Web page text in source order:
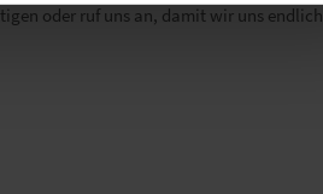
oder ruf uns an, damit wir uns endlich